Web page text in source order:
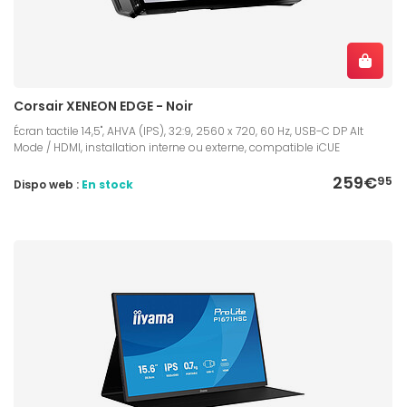
Corsair XENEON EDGE - Noir
Écran tactile 14,5", AHVA (IPS), 32:9, 2560 x 720, 60 Hz, USB-C DP Alt
Mode / HDMI, installation interne ou externe, compatible iCUE
259€95
Dispo web : En stock